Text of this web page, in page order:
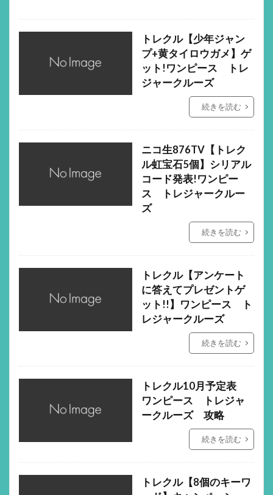
トレクル【少年ジャン
プ+黄タイロウガメ】ゲ
ット!ワンピース トレ
ジャークルーズ
続きを読む
ニコ生876TV【トレク
ル虹宝石5個】シリアル
コード発表!ワンピー
ス トレジャークルー
ズ
続きを読む
トレクル【アンケート
に答えてプレゼントゲ
ット!!】ワンピース ト
レジャークルーズ
続きを読む
トレクル10月予定表
ワンピース トレジャ
ークルーズ 攻略
続きを読む
トレクル【8個のキーワ